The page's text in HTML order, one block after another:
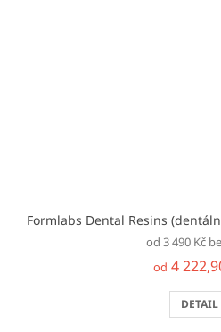
Formlabs Dental Resins
od 3 490 Kč
od 4
DETAIL